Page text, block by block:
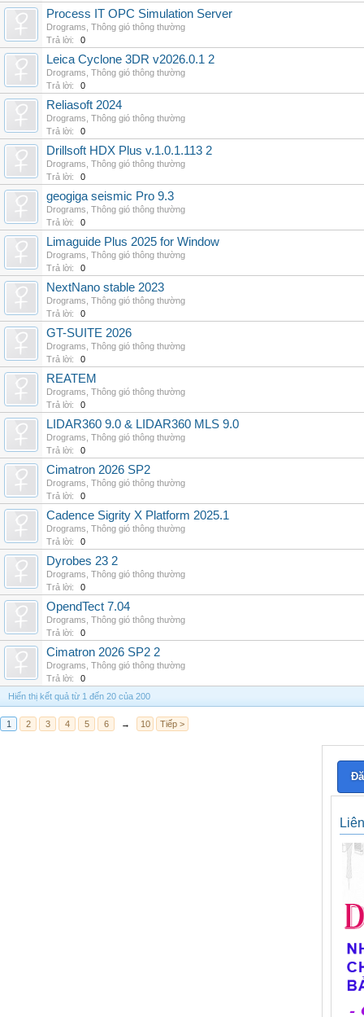
Process IT OPC Simulation Server
Drograms Thông gió thông thường
Trả lời:
0
Leica Cyclone 3DR v2026.0.1 2
Drograms Thông gió thông thường
Trả lời:
0
Reliasoft 2024
Drograms Thông gió thông thường
Trả lời:
0
Drillsoft HDX Plus v.1.0.1.113 2
Drograms Thông gió thông thường
Trả lời:
0
geogiga seismic Pro 9.3
Drograms Thông gió thông thường
Trả lời:
0
Limaguide Plus 2025 for Window
Drograms Thông gió thông thường
Trả lời:
0
NextNano stable 2023
Drograms Thông gió thông thường
Trả lời:
0
GT-SUITE 2026
Drograms Thông gió thông thường
Trả lời:
0
REATEM
Drograms Thông gió thông thường
Trả lời:
0
LIDAR360 9.0 & LIDAR360 MLS 9.0
Drograms Thông gió thông thường
Trả lời:
0
Cimatron 2026 SP2
Drograms Thông gió thông thường
Trả lời:
0
Cadence Sigrity X Platform 2025.1
Drograms Thông gió thông thường
Trả lời:
0
Dyrobes 23 2
Drograms Thông gió thông thường
Trả lời:
0
OpendTect 7.04
Drograms Thông gió thông thường
Trả lời:
0
Cimatron 2026 SP2 2
Drograms Thông gió thông thường
Trả lời:
0
Hiển thị kết quả từ 1 đến 20 của 200
1 2 3 4 5 6 → 10 Tiếp >